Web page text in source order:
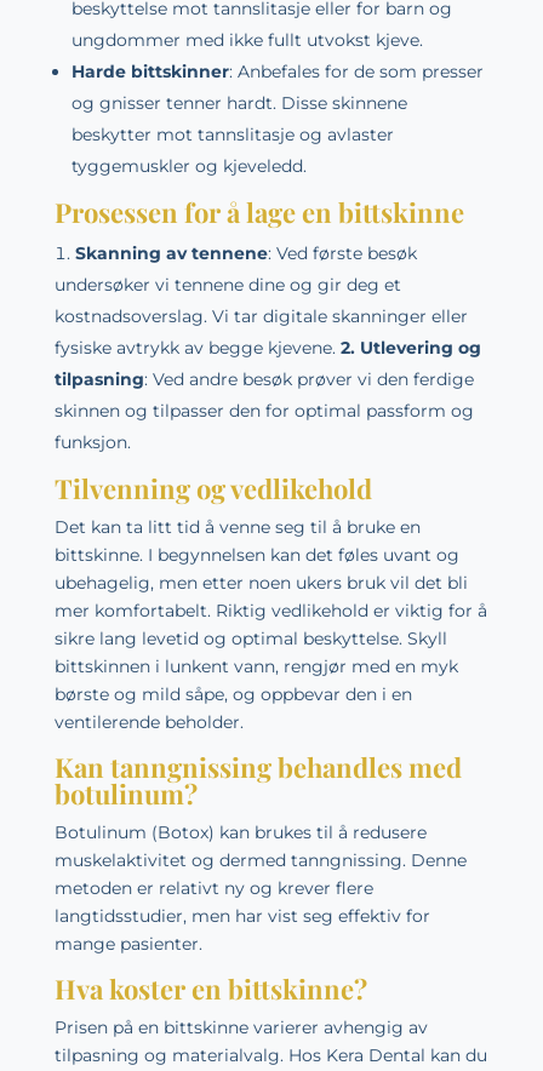
beskyttelse mot tannslitasje eller for barn og
ungdommer med ikke fullt utvokst kjeve.
Harde bittskinner: Anbefales for de som presser
og gnisser tenner hardt. Disse skinnene
beskytter mot tannslitasje og avlaster
tyggemuskler og kjeveledd.
Prosessen for å lage en bittskinne
Skanning av tennene: Ved første besøk
undersøker vi tennene dine og gir deg et
kostnadsoverslag. Vi tar digitale skanninger eller
fysiske avtrykk av begge kjevene. 2. Utlevering og
tilpasning: Ved andre besøk prøver vi den ferdige
skinnen og tilpasser den for optimal passform og
funksjon.
Tilvenning og vedlikehold
Det kan ta litt tid å venne seg til å bruke en
bittskinne. I begynnelsen kan det føles uvant og
ubehagelig, men etter noen ukers bruk vil det bli
mer komfortabelt. Riktig vedlikehold er viktig for å
sikre lang levetid og optimal beskyttelse. Skyll
bittskinnen i lunkent vann, rengjør med en myk
børste og mild såpe, og oppbevar den i en
ventilerende beholder.
Kan tanngnissing behandles med
botulinum?
Botulinum (Botox) kan brukes til å redusere
muskelaktivitet og dermed tanngnissing. Denne
metoden er relativt ny og krever flere
langtidsstudier, men har vist seg effektiv for
mange pasienter.
Hva koster en bittskinne?
Prisen på en bittskinne varierer avhengig av
tilpasning og materialvalg. Hos Kera Dental kan du